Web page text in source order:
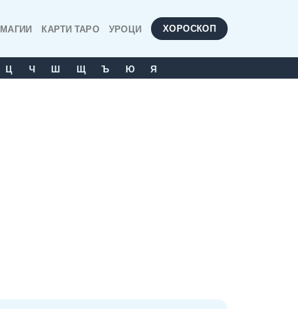
МАГИИ КАРТИ ТАРО УРОЦИ ХОРОСКОП
Ц Ч Ш Щ Ъ Ю Я